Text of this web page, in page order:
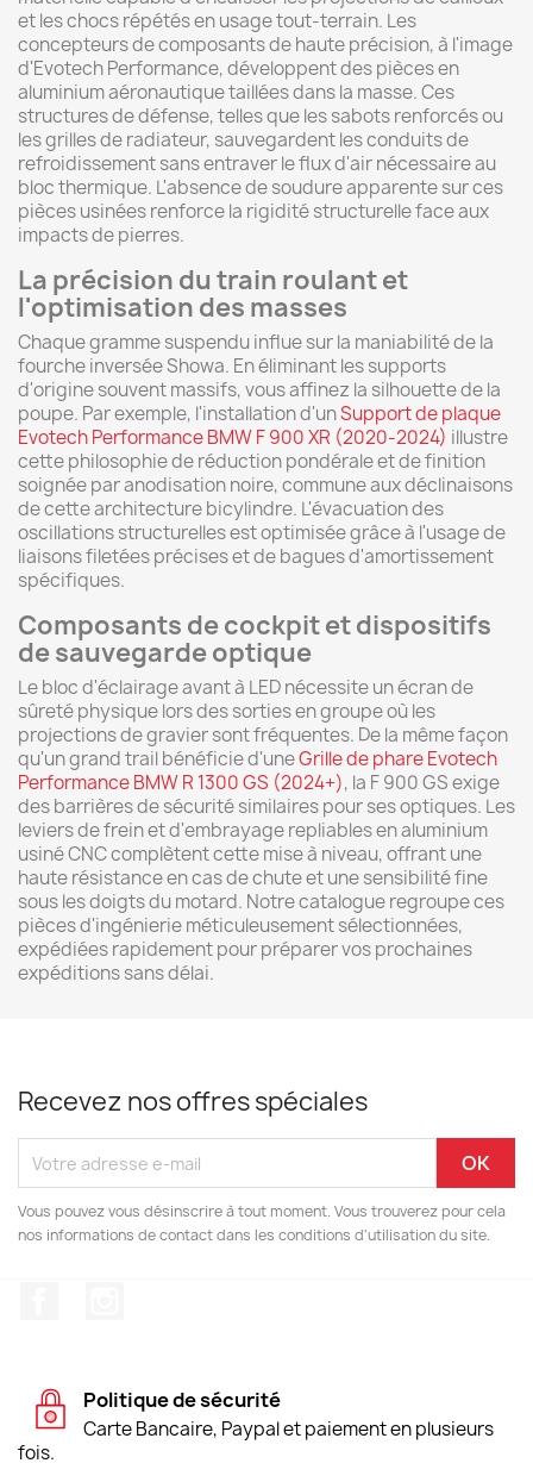
et les chocs répétés en usage tout-terrain. Les
concepteurs de composants de haute précision, à l'image
d'Evotech Performance, développent des pièces en
aluminium aéronautique taillées dans la masse. Ces
structures de défense, telles que les sabots renforcés ou
les grilles de radiateur, sauvegardent les conduits de
refroidissement sans entraver le flux d'air nécessaire au
bloc thermique. L'absence de soudure apparente sur ces
pièces usinées renforce la rigidité structurelle face aux
impacts de pierres.
La précision du train roulant et
l'optimisation des masses
Chaque gramme suspendu influe sur la maniabilité de la
fourche inversée Showa. En éliminant les supports
d'origine souvent massifs, vous affinez la silhouette de la
poupe. Par exemple, l'installation d'unSupport de plaque
Evotech Performance BMW F 900 XR (2020-2024) illustre
cette philosophie de réduction pondérale et de finition
soignée par anodisation noire, commune aux déclinaisons
de cette architecture bicylindre. L'évacuation des
oscillations structurelles est optimisée grâce à l'usage de
liaisons filetées précises et de bagues d'amortissement
spécifiques.
Composants de cockpit et dispositifs
de sauvegarde optique
Le bloc d'éclairage avant à LED nécessite un écran de
sûreté physique lors des sorties en groupe où les
projections de gravier sont fréquentes. De la même façon
qu'un grand trail bénéficie d'uneGrille de phare Evotech
Performance BMW R 1300 GS (2024+), la F 900 GS exige
des barrières de sécurité similaires pour ses optiques. Les
leviers de frein et d'embrayage repliables en aluminium
usiné CNC complètent cette mise à niveau, offrant une
haute résistance en cas de chute et une sensibilité fine
sous les doigts du motard. Notre catalogue regroupe ces
pièces d'ingénierie méticuleusement sélectionnées,
expédiées rapidement pour préparer vos prochaines
expéditions sans délai.
Recevez nos offres spéciales
Vous pouvez vous désinscrire à tout moment. Vous trouverez pour cela
nos informations de contact dans les conditions d'utilisation du site.
Politique de sécurité
Carte Bancaire, Paypal et paiement en plusieurs
fois.